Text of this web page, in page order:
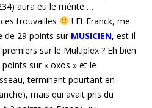
aura eu le mérite …
trouvailles
! Et Franck, me
de 29 points sur MUSICIEN, est-il
sur le Multiplex ? Eh bien
sur « oxos » et le
terminant pourtant en
mais qui avait pris du